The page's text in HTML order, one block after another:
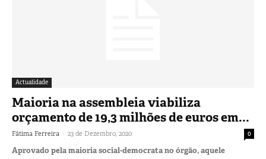
Actualidade
Maioria na assembleia viabiliza
orçamento de 19,3 milhões de euros em...
Fátima Ferreira - 23 de Dezembro, 2020 0
Aprovado pela maioria social-democrata no órgão, aquele